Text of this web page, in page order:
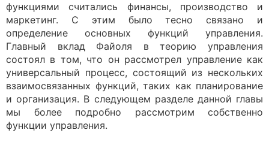
функциями считались финансы, производство и
маркетинг. С этим было тесно связано и
определение основных функций управления.
Главный вклад Файоля в теорию управления
состоял в том, что он рассмотрел управление как
универсальный процесс, состоящий из нескольких
взаимосвязанных функций, таких как планирование
и организация. В следующем разделе данной главы
мы более подробно рассмотрим собственно
функции управления.